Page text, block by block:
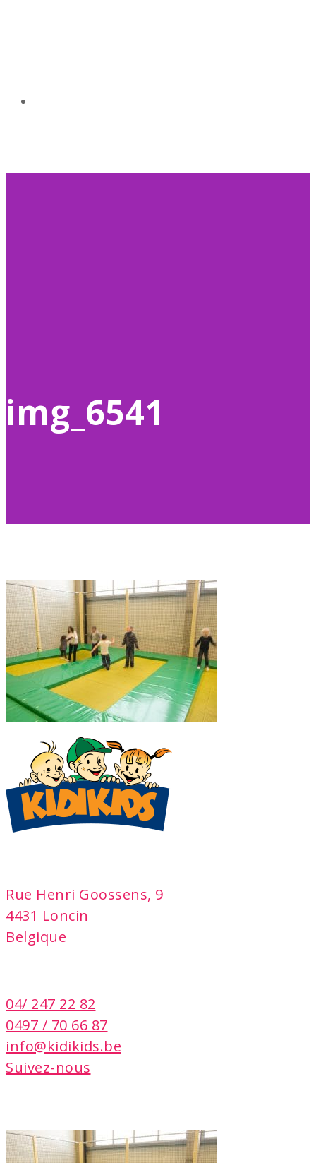
img_6541
Rue Henri Goossens, 9
4431 Loncin
Belgique
04/ 247 22 82
0497 / 70 66 87
info@kidikids.be
Suivez-nous